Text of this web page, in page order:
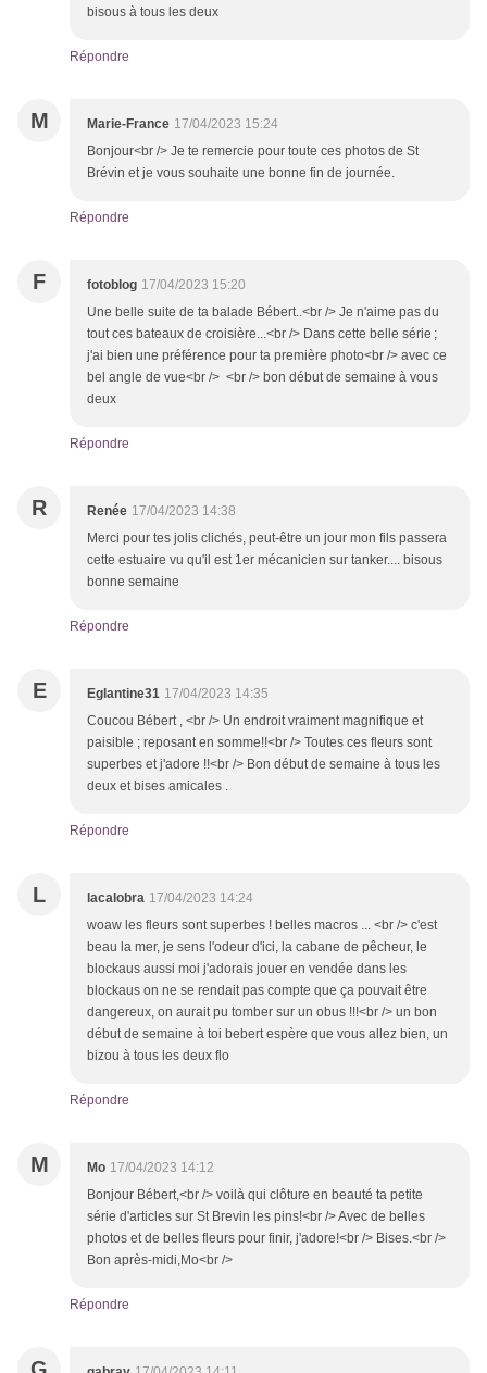
bisous à tous les deux
Répondre
M Marie-France 17/04/2023 15:24
Bonjour<br /> Je te remercie pour toute ces photos de St
Brévin et je vous souhaite une bonne fin de journée.
Répondre
F fotoblog 17/04/2023 15:20
Une belle suite de ta balade Bébert..<br /> Je n'aime pas du
tout ces bateaux de croisière...<br /> Dans cette belle série ;
j'ai bien une préférence pour ta première photo<br /> avec ce
bel angle de vue<br /> <br /> bon début de semaine à vous
deux
Répondre
R Renée 17/04/2023 14:38
Merci pour tes jolis clichés, peut-être un jour mon fils passera
cette estuaire vu qu'il est 1er mécanicien sur tanker.... bisous
bonne semaine
Répondre
E Eglantine31 17/04/2023 14:35
Coucou Bébert , <br /> Un endroit vraiment magnifique et
paisible ; reposant en somme!!<br /> Toutes ces fleurs sont
superbes et j'adore !!<br /> Bon début de semaine à tous les
deux et bises amicales .
Répondre
L lacalobra 17/04/2023 14:24
woaw les fleurs sont superbes ! belles macros ... <br /> c'est
beau la mer, je sens l'odeur d'ici, la cabane de pêcheur, le
blockaus aussi moi j'adorais jouer en vendée dans les
blockaus on ne se rendait pas compte que ça pouvait être
dangereux, on aurait pu tomber sur un obus !!!<br /> un bon
début de semaine à toi bebert espère que vous allez bien, un
bizou à tous les deux flo
Répondre
M Mo 17/04/2023 14:12
Bonjour Bébert,<br /> voilà qui clôture en beauté ta petite
série d'articles sur St Brevin les pins!<br /> Avec de belles
photos et de belles fleurs pour finir, j'adore!<br /> Bises.<br />
Bon après-midi,Mo<br />
Répondre